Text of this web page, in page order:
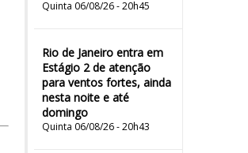
Quinta 06/08/26 - 20h45
Rio de Janeiro entra em
Estágio 2 de atenção
para ventos fortes, ainda
nesta noite e até
domingo
Quinta 06/08/26 - 20h43